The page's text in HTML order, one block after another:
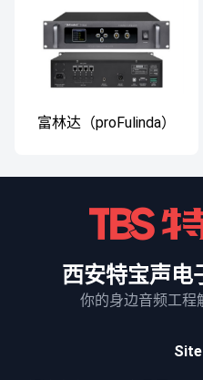
富林达（proFulinda）
西安特宝声电
你的身边音频工程